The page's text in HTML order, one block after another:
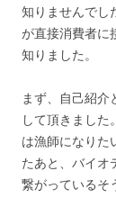
知りませんでし
が直接消費者に
知りました。
まず、自己紹介
して頂きまし
は漁師になりた
たあと、バイオ
繋がっているそ